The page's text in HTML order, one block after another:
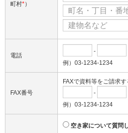
町村*）
電話
-
例）03-1234-1234
FAX番号
FAXで資料等をご請求
-
例）03-1234-1234
空き家について質問